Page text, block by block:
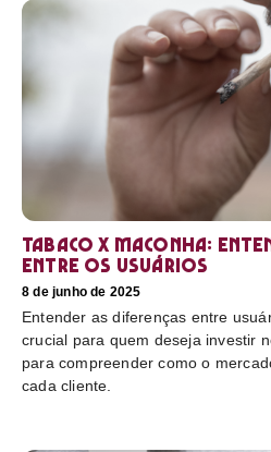
Tabaco x maconha:
entre os usuários
8 de junho de 2025
Entender as diferenças entre
crucial para quem deseja investir
para compreender como o
cada cliente.